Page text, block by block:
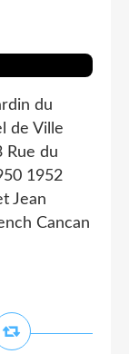
du
de Ville
Rue du
1952
Jean
Cancan